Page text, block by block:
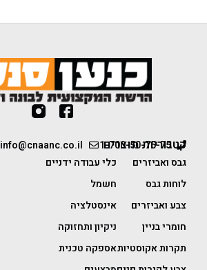
1-700-50-75-75
info@cnaanc.co.il קטגוריות מוצרים
גבס ואביזרים
לוחות גבס
צבע ואביזרים
חומרי בניין
תקרות אקוסטיות
כלי עבודה ידניים
חשמל
אינסטלציה
ניקיון ותחזוקה
אספקה טכנית